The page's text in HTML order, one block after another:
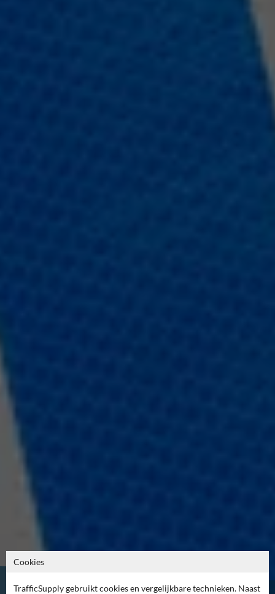
Cookies
TrafficSupply gebruikt cookies en vergelijkbare technieken. Naast